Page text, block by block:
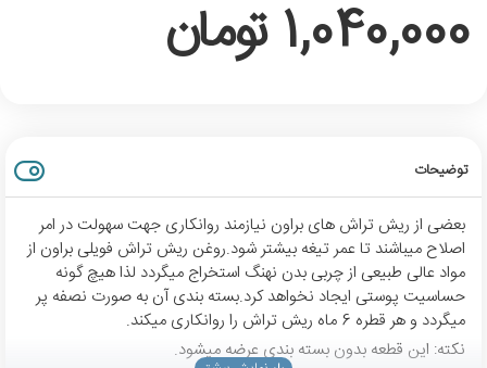
1,040,000 تومان
توضیحات
بعضی از ریش تراش های براون نیازمند روانکاری جهت سهولت در امر
اصلاح میباشند تا عمر تیغه بیشتر شود.روغن ریش تراش فویلی براون از
مواد عالی طبیعی از چربی بدن نهنگ استخراج میگردد لذا هیچ گونه
حساسیت پوستی ایجاد نخواهد کرد.بسته بندی آن به صورت نصفه پر
میگردد و هر قطره 6 ماه ریش تراش را روانکاری میکند.
نکته: این قطعه بدون بسته بندی عرضه میشود.